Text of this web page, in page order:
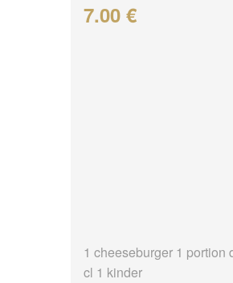
7.00 €
1 cheeseburger 1 portion
cl 1 kinder